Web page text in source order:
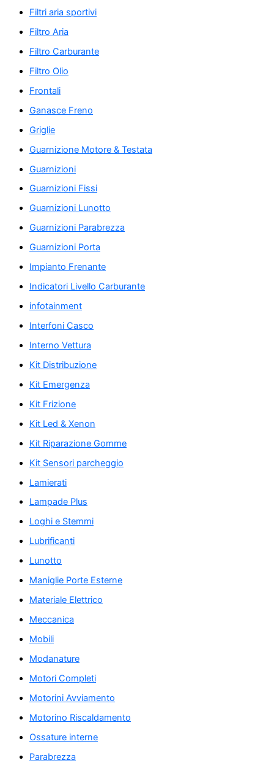
Filtri aria sportivi
Filtro Aria
Filtro Carburante
Filtro Olio
Frontali
Ganasce Freno
Griglie
Guarnizione Motore & Testata
Guarnizioni
Guarnizioni Fissi
Guarnizioni Lunotto
Guarnizioni Parabrezza
Guarnizioni Porta
Impianto Frenante
Indicatori Livello Carburante
infotainment
Interfoni Casco
Interno Vettura
Kit Distribuzione
Kit Emergenza
Kit Frizione
Kit Led & Xenon
Kit Riparazione Gomme
Kit Sensori parcheggio
Lamierati
Lampade Plus
Loghi e Stemmi
Lubrificanti
Lunotto
Maniglie Porte Esterne
Materiale Elettrico
Meccanica
Mobili
Modanature
Motori Completi
Motorini Avviamento
Motorino Riscaldamento
Ossature interne
Parabrezza